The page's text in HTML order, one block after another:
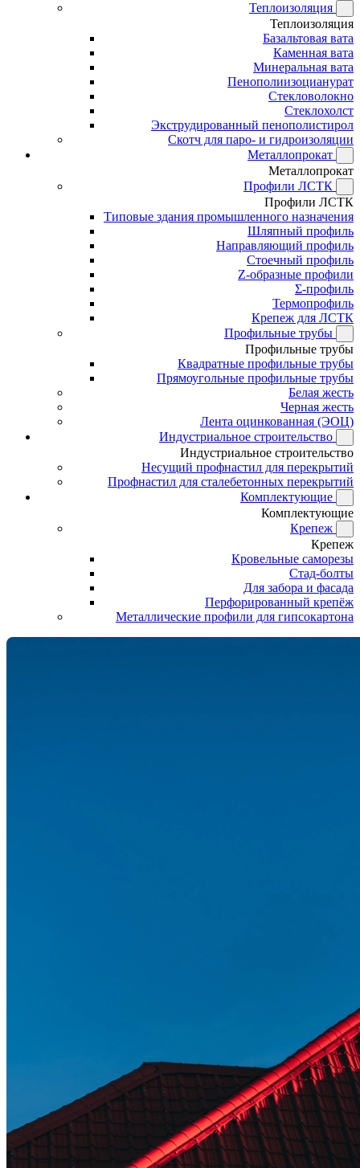
Теплоизоляция
Теплоизоляция
Базальтовая вата
Каменная вата
Минеральная вата
Пенополиизоцианурат
Стекловолокно
Стеклохолст
Экструдированный пенополистирол
Скотч для паро- и гидроизоляции
Металлопрокат
Металлопрокат
Профили ЛСТК
Профили ЛСТК
Типовые здания промышленного назначения
Шляпный профиль
Направляющий профиль
Стоечный профиль
Z-образные профили
Σ-профиль
Термопрофиль
Крепеж для ЛСТК
Профильные трубы
Профильные трубы
Квадратные профильные трубы
Прямоугольные профильные трубы
Белая жесть
Черная жесть
Лента оцинкованная (ЭОЦ)
Индустриальное строительство
Индустриальное строительство
Несущий профнастил для перекрытий
Профнастил для сталебетонных перекрытий
Комплектующие
Комплектующие
Крепеж
Крепеж
Кровельные саморезы
Стад-болты
Для забора и фасада
Перфорированный крепёж
Металлические профили для гипсокартона